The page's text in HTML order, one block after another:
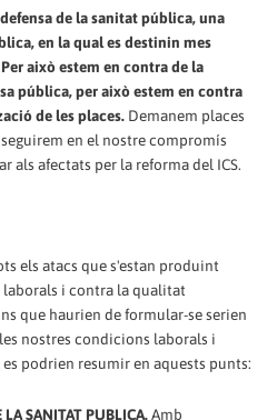
de la sanitat pública, una
en la qual es destinin mes
això estem en contra de la
pública, per això estem en contra
de les places. Demanem places
en el nostre compromís
als afectats per la reforma del ICS.
els atacs que s'estan produint
i contra la qualitat
que haurien de formular-se serien
nostres condicions laborals i
podrien resumir en aquests punts:
SANITAT PUBLICA.Amb